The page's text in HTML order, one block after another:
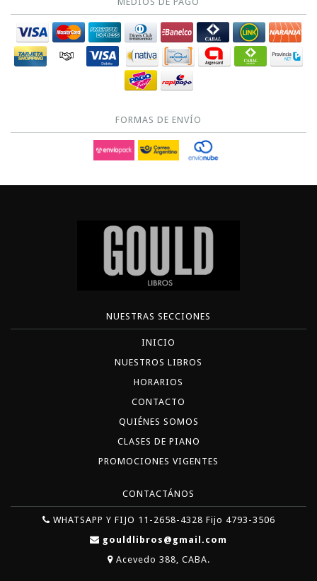
FORMAS DE ENVÍO
NUESTRAS SECCIONES
INICIO
NUESTROS LIBROS
HORARIOS
CONTACTO
QUIÉNES SOMOS
CLASES DE PIANO
PROMOCIONES VIGENTES
CONTACTÁNOS
WHATSAPP Y FIJO 11-2658-4328 Fijo 4793-3506
gouldlibros@gmail.com
Acevedo 388, CABA.